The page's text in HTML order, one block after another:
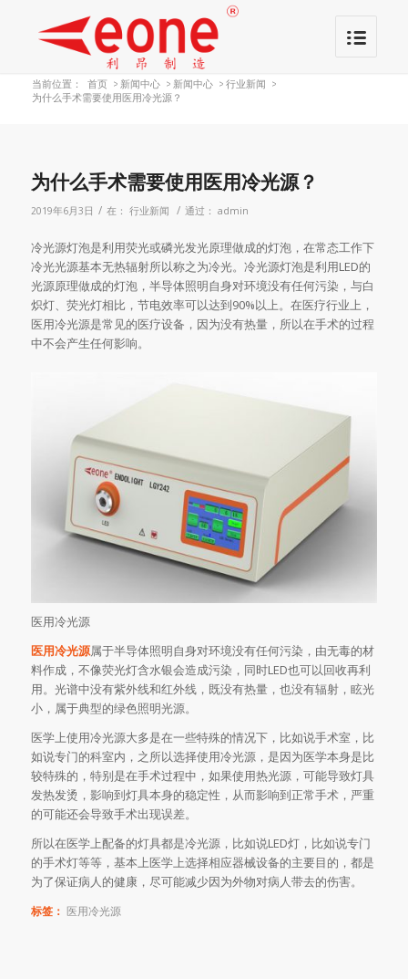
当前位置： 首页 > 新闻中心 > 新闻中心 > 行业新闻 >
为什么手术需要使用医用冷光源？
为什么手术需要使用医用冷光源？
2019年6月3日 / 在： 行业新闻 / 通过： admin
冷光源灯泡是利用荧光或磷光发光原理做成的灯泡，在常态工作下
冷光光源基本无热辐射所以称之为冷光。冷光源灯泡是利用LED的
光源原理做成的灯泡，半导体照明自身对环境没有任何污染，与白
炽灯、荧光灯相比，节电效率可以达到90%以上。在医疗行业上，
医用冷光源是常见的医疗设备，因为没有热量，所以在手术的过程
中不会产生任何影响。
医用冷光源
医用冷光源属于半导体照明自身对环境没有任何污染，由无毒的材
料作成，不像荧光灯含水银会造成污染，同时LED也可以回收再利
用。光谱中没有紫外线和红外线，既没有热量，也没有辐射，眩光
小，属于典型的绿色照明光源。
医学上使用冷光源大多是在一些特殊的情况下，比如说手术室，比
如说专门的科室内，之所以选择使用冷光源，是因为医学本身是比
较特殊的，特别是在手术过程中，如果使用热光源，可能导致灯具
发热发烫，影响到灯具本身的稳定性，从而影响到正常手术，严重
的可能还会导致手术出现误差。
所以在医学上配备的灯具都是冷光源，比如说LED灯，比如说专门
的手术灯等等，基本上医学上选择相应器械设备的主要目的，都是
为了保证病人的健康，尽可能减少因为外物对病人带去的伤害。
标签： 医用冷光源